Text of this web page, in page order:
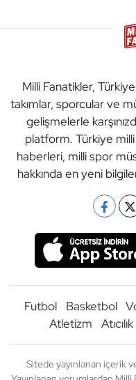
Milli Fanatikler,
takımlar, sporcular ve
gelişmelerle
platform. Türkiye
haberleri, milli spor
hakkında en yeni
Futbol Basketbol
Atletizm
Atıcılık
Sitede yayınlanan içerik